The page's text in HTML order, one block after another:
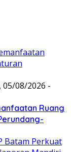
05/08/2026 -
Ruang